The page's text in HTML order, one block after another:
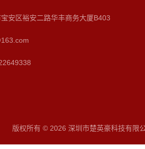
安区裕安二路华丰商务大厦B403
版权所有 © 2026 深圳市楚英豪科技有限